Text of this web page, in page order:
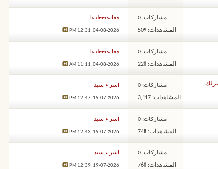
مشاركات: 0
المشاهدات: 509
hadeersabry
04-08-2026,
12:31 PM
مشاركات: 0
المشاهدات: 228
hadeersabry
04-08-2026,
11:11 AM
مشاركات: 0
المشاهدات: 3,117
اسراء سيد
19-07-2026,
12:47 PM
مشاركات: 0
المشاهدات: 748
اسراء سيد
19-07-2026,
12:43 PM
مشاركات: 0
المشاهدات: 768
اسراء سيد
19-07-2026,
12:39 PM